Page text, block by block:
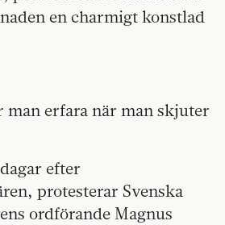
en charmigt konstlad
man erfara när man skjuter
efter
protesterar Svenska
ordförande Magnus